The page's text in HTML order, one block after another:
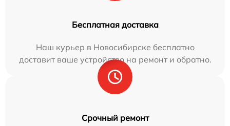
Бесплатная доставка
Наш курьер в Новосибирске бесплатно
доставит ваше устройство на ремонт и обратно.
Срочный ремонт